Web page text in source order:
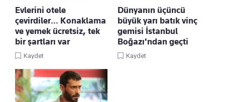
Evlerini otele
çevirdiler… Konaklama
ve yemek ücretsiz, tek
bir şartları var
Kaydet
Dünyanın üçüncü
büyük yarı batık vinç
gemisi İstanbul
Boğazı'ndan geçti
Kaydet